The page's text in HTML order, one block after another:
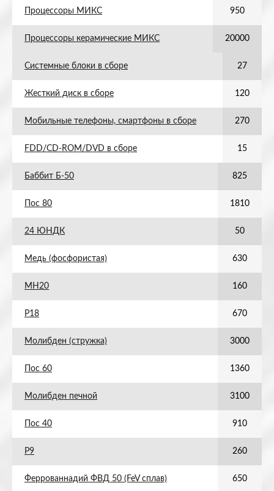
Процессоры МИКС 950
Процессоры керамические МИКС 20000
Системные блоки в сборе 27
Жесткий диск в сборе 120
Мобильные телефоны, смартфоны в сборе 270
FDD/CD-ROM/DVD в сборе 15
Баббит Б-50 825
Пос 80 1810
24 ЮНДК 50
Медь (фосфористая) 630
МН20 160
Р18 670
Молибден (стружка) 3000
Пос 60 1360
Молибден печной 3100
Пос 40 910
Р9 260
Феррованнадий ФВД 50 (FeV сплав) 650